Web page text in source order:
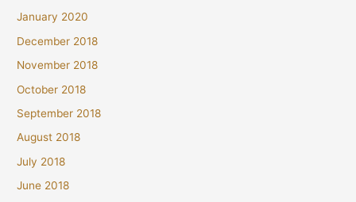
January 2020
December 2018
November 2018
October 2018
September 2018
August 2018
July 2018
June 2018